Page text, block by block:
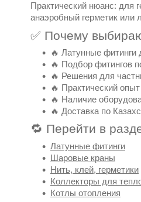
Практический нюанс: для
анаэробный герметик или
✅ Почему
🔥 Латунные фитинги
🔥 Подбор фитингов
🔥 Решения для
🔥 Практический
🔥 Наличие
🔥 Доставка по
🔁 Перейти в
Латунные фитинги
Шаровые краны
Нить, клей, герметики
Коллекторы для
Котлы отопления